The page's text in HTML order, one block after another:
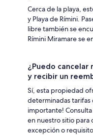
Cerca de la playa,
y Playa de Rímini.
libre también se
Rímini Miramare se
¿Puedo
y recibir un
Sí, esta propiedad
determinadas tarifas
importante!
en nuestro sitio para
excepción o